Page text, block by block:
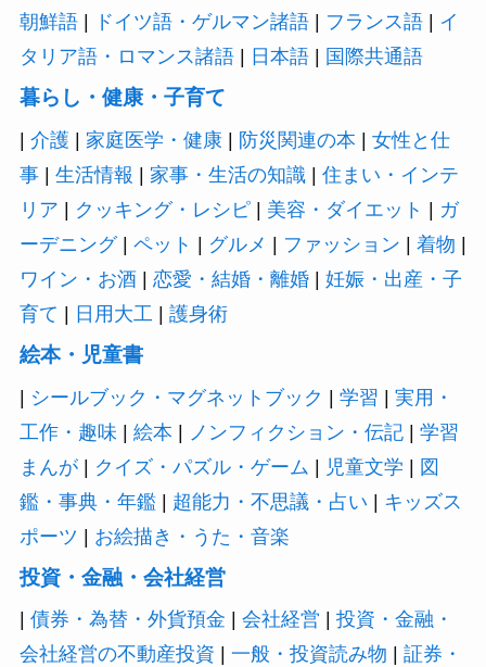
朝鮮語| ドイツ語・ゲルマン諸語| フランス語| イ
タリア語・ロマンス諸語| 日本語| 国際共通語
暮らし・健康・子育て
| 介護 | 家庭医学・健康| 防災関連の本 | 女性と仕
事| 生活情報 | 家事・生活の知識| 住まい・インテ
リア | クッキング・レシピ| 美容・ダイエット | ガ
ーデニング| ペット | グルメ | ファッション | 着物 |
ワイン・お酒| 恋愛・結婚・離婚| 妊娠・出産・子
育て | 日用大工 | 護身術
絵本・児童書
| シールブック・マグネットブック | 学習 | 実用・
工作・趣味 | 絵本 | ノンフィクション・伝記| 学習
まんが| クイズ・パズル・ゲーム | 児童文学 | 図
鑑・事典・年鑑| 超能力・不思議・占い | キッズス
ポーツ | お絵描き・うた・音楽
投資・金融・会社経営
債券・為替・外貨預金 会社経営
投資・金融・
会社経営の不動産投資
一般・投資読み物
証券・